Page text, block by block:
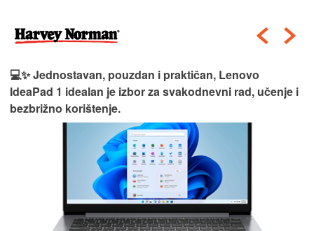
💻✨ Jednostavan, pouzdan i praktičan, Lenovo
IdeaPad 1 idealan je izbor za svakodnevni rad, učenje i
bezbrižno korištenje.